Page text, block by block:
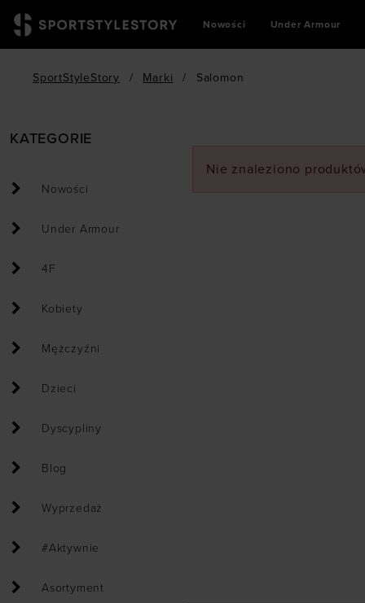
Nowości Under Armour
SportStyleStory / Marki / Salomon
Nie znaleziono
KATEGORIE
Nowości
Under Armour
4F
Kobiety
Mężczyźni
Dzieci
Dyscypliny
Blog
Wyprzedaż
#Aktywnie
Asortyment